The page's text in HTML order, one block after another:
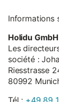
Informations
Holidu GmbH
Les
société :
Riesstrasse
80992
Tél : +49 89